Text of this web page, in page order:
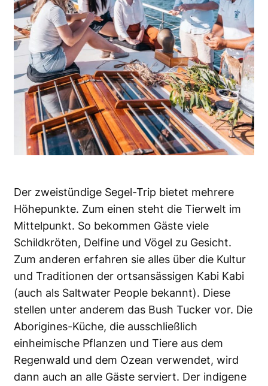
Der zweistündige Segel-Trip bietet mehrere
Höhepunkte. Zum einen steht die Tierwelt im
Mittelpunkt. So bekommen Gäste viele
Schildkröten, Delfine und Vögel zu Gesicht.
Zum anderen erfahren sie alles über die Kultur
und Traditionen der ortsansässigen Kabi Kabi
(auch als Saltwater People bekannt). Diese
stellen unter anderem das Bush Tucker vor. Die
Aborigines-Küche, die ausschließlich
einheimische Pflanzen und Tiere aus dem
Regenwald und dem Ozean verwendet, wird
dann auch an alle Gäste serviert. Der indigene